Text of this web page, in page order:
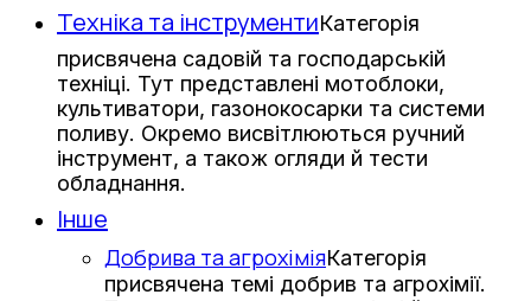
Техніка та інструментиКатегорія
присвячена садовій та господарській
техніці. Тут представлені мотоблоки,
культиватори, газонокосарки та системи
поливу. Окремо висвітлюються ручний
інструмент, а також огляди й тести
обладнання.
Інше
Добрива та агрохіміяКатегорія
присвячена темі добрив та агрохімії.